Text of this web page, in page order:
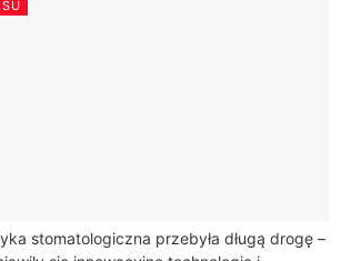
stomatologiczna przebyła długą drogę –